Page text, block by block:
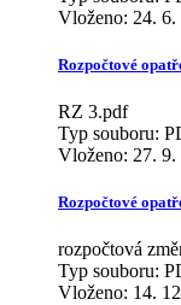
Vloženo: 24. 6.
Rozpočtové
RZ 3.pdf
Typ souboru:
Vloženo: 27. 9.
Rozpočtové
rozpočtová
Typ souboru:
Vloženo: 14.